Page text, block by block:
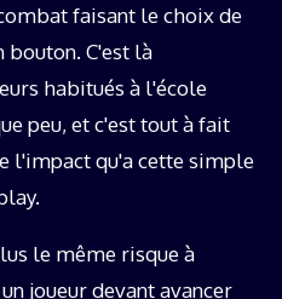
faisant le choix de
C'est là
habitués à l'école
peu, et c'est tout à fait
l'impact qu'a cette simple
le même risque à
joueur devant avancer